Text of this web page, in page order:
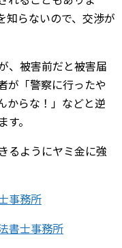
知らないので、交渉が
、被害前だと被害届
が「警察に行ったや
からな！」などと逆
。
るようにヤミ金に強
事務所
書士事務所